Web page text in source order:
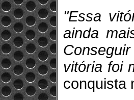
"Essa
ainda
vitória foi
conquista